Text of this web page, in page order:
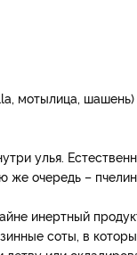
мотылица, шашень)
улья.
же очередь –
инертный
соты, в